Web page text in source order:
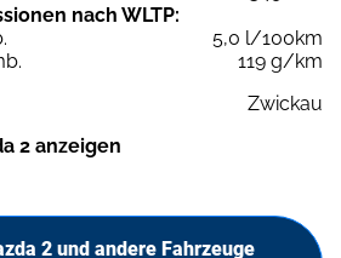
nach WLTP:
5,0 l/100km
119 g/km
Zwickau
2 anzeigen
2 und andere Fahrzeuge